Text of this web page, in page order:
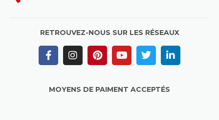
RETROUVEZ-NOUS SUR LES RÉSEAUX
MOYENS DE PAIMENT ACCEPTÉS